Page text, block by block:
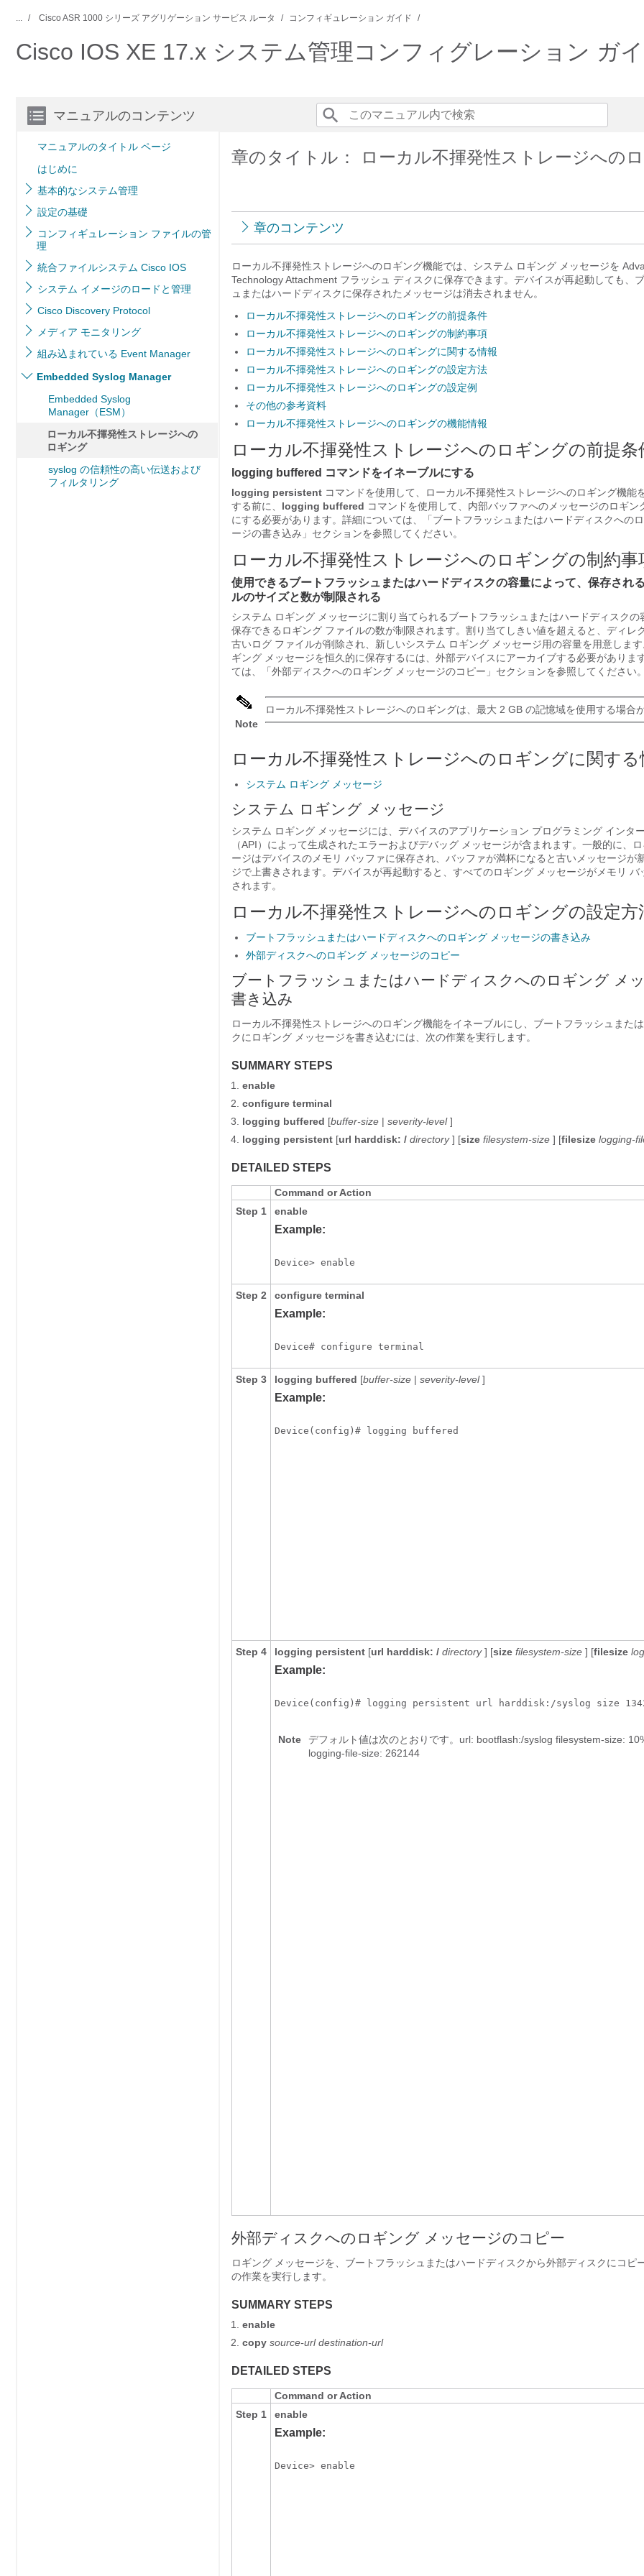
... Cisco ASR 1000 シリーズ アグリゲーション サービス ルータ コンフィギュレーション ガイド
Cisco IOS XE 17.x システム管理コンフィグレーション ガ
マニュアルのコンテンツ
マニュアルのタイトル ページ
はじめに
基本的なシステム管理
設定の基礎
コンフィギュレーション ファイルの管
理
統合ファイルシステム Cisco IOS
システム イメージのロードと管理
Cisco Discovery Protocol
メディア モニタリング
組み込まれている Event Manager
Embedded Syslog Manager
Embedded Syslog
Manager（ESM）
ローカル不揮発性ストレージへの
ロギング
syslog の信頼性の高い伝送および
フィルタリング
章のタイトル： ローカル不揮発性ストレージへの
章のコンテンツ
ローカル不揮発性ストレージへのロギング機能では、システム ロギング メッセージを
Technology Attachment フラッシュ ディスクに保存できます。デバイスが再起動しても、
ュまたはハードディスクに保存されたメッセージは消去されません。
ローカル不揮発性ストレージへのロギングの前提条件
ローカル不揮発性ストレージへのロギングの制約事項
ローカル不揮発性ストレージへのロギングに関する情報
ローカル不揮発性ストレージへのロギングの設定方法
ローカル不揮発性ストレージへのロギングの設定例
その他の参考資料
ローカル不揮発性ストレージへのロギングの機能情報
ローカル不揮発性ストレージへのロギングの前提条
logging buffered コマンドをイネーブルにする
logging persistent コマンドを使用して、ローカル不揮発性ストレージへのロギング機能
する前に、 logging buffered コマンドを使用して、内部バッファへのメッセージのロギン
にする必要があります。詳細については、「ブートフラッシュまたはハードディスクへの
ージの書き込み」セクションを参照してください。
ローカル不揮発性ストレージへのロギングの制約事
使用できるブートフラッシュまたはハードディスクの容量によって、保存され
ルのサイズと数が制限される
システム ロギング メッセージに割り当てられるブートフラッシュまたはハードディスクの
保存できるロギング ファイルの数が制限されます。割り当てしきい値を超えると、ディレ
古いログ ファイルが削除され、新しいシステム ロギング メッセージ用の容量を用意しま
ギング メッセージを恒久的に保存するには、外部デバイスにアーカイブする必要がありま
ては、「外部ディスクへのロギング メッセージのコピー」セクションを参照してください。
Note
ローカル不揮発性ストレージへのロギングは、最大 2 GB の記憶域を使用する場合
ローカル不揮発性ストレージへのロギングに関する
システム ロギング メッセージ
システム ロギング メッセージ
システム ロギング メッセージには、デバイスのアプリケーション プログラミング インタ
（API）によって生成されたエラーおよびデバッグ メッセージが含まれます。一般的に、
ージはデバイスのメモリ バッファに保存され、バッファが満杯になると古いメッセージが
ジで上書きされます。デバイスが再起動すると、すべてのロギング メッセージがメモリ バ
されます。
ローカル不揮発性ストレージへのロギングの設定方
ブートフラッシュまたはハードディスクへのロギング メッセージの書き込み
外部ディスクへのロギング メッセージのコピー
ブートフラッシュまたはハードディスクへのロギング メ
書き込み
ローカル不揮発性ストレージへのロギング機能をイネーブルにし、ブートフラッシュまた
クにロギング メッセージを書き込むには、次の作業を実行します。
SUMMARY STEPS
enable
configure terminal
logging buffered [buffer-size | severity-level ]
logging persistent [url harddisk: / directory ] [size filesystem-size ] [filesize logging-
DETAILED STEPS
Command or Action
Step 1
enable
Example:
Device> enable
Step 2 configure terminal
Example:
Device# configure terminal
Step 3 logging buffered [buffer-size | severity-level ]
Example:
Device(config)# logging buffered
Step 4 logging persistent [url harddisk: / directory ] [size filesystem-size ] [filesize
Example:
Device(config)# logging persistent url harddisk:/syslog size
Note
デフォルト値は次のとおりです。url: bootflash:/syslog filesystem-size:
logging-file-size: 262144
外部ディスクへのロギング メッセージのコピー
ロギング メッセージを、ブートフラッシュまたはハードディスクから外部ディスクにコピ
の作業を実行します。
SUMMARY STEPS
enable
copy source-url destination-url
DETAILED STEPS
Command or Action
Step 1
enable
Example:
Device> enable